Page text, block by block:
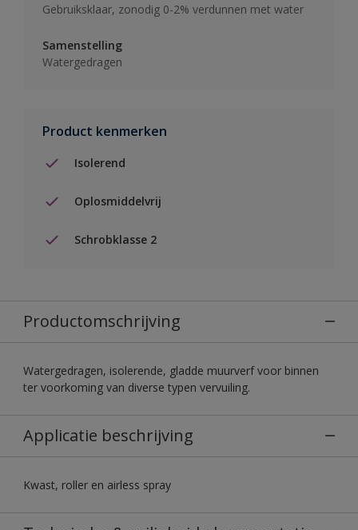
Gebruiksklaar, zonodig 0-2% verdunnen met water
Samenstelling
Watergedragen
Product kenmerken
Isolerend
Oplosmiddelvrij
Schrobklasse 2
Productomschrijving
Watergedragen, isolerende, gladde muurverf voor binnen
ter voorkoming van diverse typen vervuiling.
Applicatie beschrijving
Kwast, roller en airless spray